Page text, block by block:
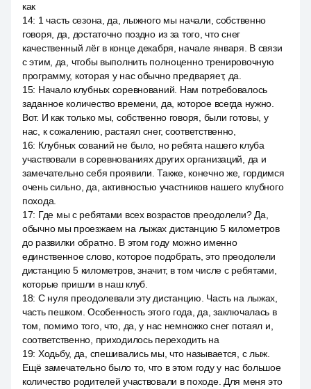
как
14: 1 часть сезона, да, лыжного мы начали, собственно
говоря, да, достаточно поздно из за того, что снег
качественный лёг в конце декабря, начале января. В связи
с этим, да, чтобы выполнить полноценно тренировочную
программу, которая у нас обычно предваряет, да.
15: Начало клубных соревнований. Нам потребовалось
заданное количество времени, да, которое всегда нужно.
Вот. И как только мы, собственно говоря, были готовы, у
нас, к сожалению, растаял снег, соответственно,
16: Клубных сований не было, но ребята нашего клуба
участвовали в соревнованиях других организаций, да и
замечательно себя проявили. Также, конечно же, гордимся
очень сильно, да, активностью участников нашего клубного
похода.
17: Где мы с ребятами всех возрастов преодолели? Да,
обычно мы проезжаем на лыжах дистанцию 5 километров
до развилки обратно. В этом году можно именно
единственное слово, которое подобрать, это преодолели
дистанцию 5 километров, значит, в том числе с ребятами,
которые пришли в наш клуб.
18: С нуля преодолевали эту дистанцию. Часть на лыжах,
часть пешком. Особенность этого года, да, заключалась в
том, помимо того, что, да, у нас немножко снег потаял и,
соответственно, приходилось переходить на
19: Ходьбу, да, спешивались мы, что называется, с лыж.
Ещё замечательно было то, что в этом году у нас большое
количество родителей участвовали в походе. Для меня это